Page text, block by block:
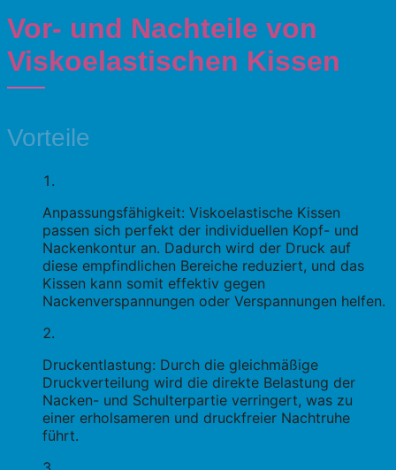
Vor- und Nachteile von
Viskoelastischen Kissen
Vorteile
Anpassungsfähigkeit: Viskoelastische Kissen
passen sich perfekt der individuellen Kopf- und
Nackenkontur an. Dadurch wird der Druck auf
diese empfindlichen Bereiche reduziert, und das
Kissen kann somit effektiv gegen
Nackenverspannungen oder Verspannungen helfen.
Druckentlastung: Durch die gleichmäßige
Druckverteilung wird die direkte Belastung der
Nacken- und Schulterpartie verringert, was zu
einer erholsameren und druckfreier Nachtruhe
führt.